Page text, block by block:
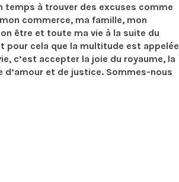
temps à trouver des excuses comme
commerce, ma famille, mon
être et toute ma vie à la suite du
pour cela que la multitude est appelée
c’est accepter la joie du royaume, la
d’amour et de justice. Sommes-nous